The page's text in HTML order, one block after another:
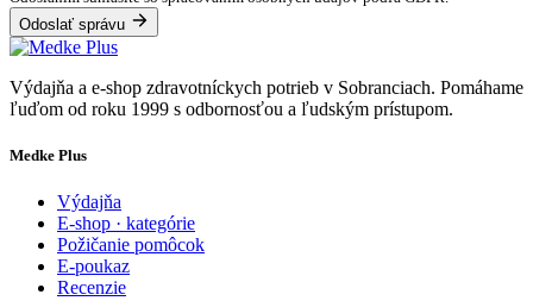
Odoslať správu
Výdajňa a e-shop zdravotníckych potrieb v Sobranciach. Pomáhame
ľuďom od roku 1999 s odbornosťou a ľudským prístupom.
Medke Plus
Výdajňa
E-shop · kategórie
Požičanie pomôcok
E-poukaz
Recenzie